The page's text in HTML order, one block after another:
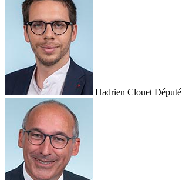
Hadrien Clouet Député